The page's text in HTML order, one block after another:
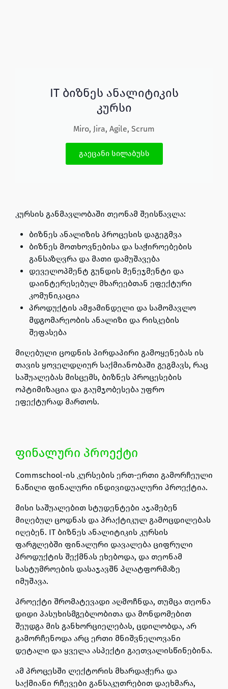
IT ბიზნეს ანალიტიკის
კურსი
Miro, Jira, Agile, Scrum
გაეცანი სილაბუსს
კურსის განმავლობაში თეონამ შეისწავლა:
ბიზნეს ანალიზის პროცესის დაგეგმვა
ბიზნეს მოთხოვნებისა და საჭიროებების
განსაზღვრა და მათი დამუშავება
დეველოპმენტ გუნდის მენეჯმენტი და
დაინტერესებულ მხარეებთან ეფექტური
კომუნიკაცია
პროდუქტის ამჟამინდელი და სამომავლო
მდგომარეობის ანალიზი და რისკების
შეფასება
მიღებული ცოდნის პირდაპირი გამოყენებას ის
თავის ყოველდღიურ საქმიანობაში გეგმავს, რაც
საშუალებას მისცემს, ბიზნეს პროცესების
ოპტიმიზაცია და გაუმჯობესება უფრო
ეფექტურად მართოს.
ფინალური პროექტი
Commschool-ის კურსების ერთ-ერთი გამორჩეული
ნაწილი ფინალური ინდივიდუალური პროექტია.
მისი საშუალებით სტუდენტები აჯამებენ
მიღებულ ცოდნას და პრაქტიკულ გამოცდილებას
იღებენ. IT ბიზნეს ანალიტიკის კურსის
ფარგლებში ფინალური დავალება ციფრული
პროდუქტის შექმნას ეხებოდა, და თეონამ
სასტუმროების დასაჯავშნ პლატფორმაზე
იმუშავა.
პროექტი შრომატევადი აღმოჩნდა, თუმცა თეონა
დიდი პასუხისმგებლობითა და მონდომებით
შეუდგა მის განხორციელებას, ცდილობდა, არ
გამორჩენოდა არც ერთი მნიშვნელოვანი
დეტალი და ყველა ასპექტი გაეთვალისწინებინა.
ამ პროცესში ლექტორის მხარდაჭერა და
საქმიანი რჩევები განსაკუთრებით დაეხმარა,